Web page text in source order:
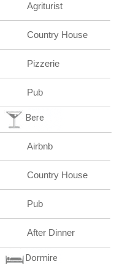
Agriturist
Country House
Pizzerie
Pub
Bere
Airbnb
Country House
Pub
After Dinner
Dormire